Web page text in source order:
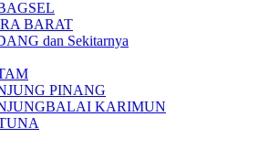
BARAT
dan Sekitarnya
PINANG
KARIMUN